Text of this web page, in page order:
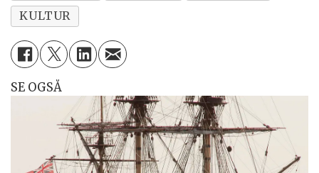
KULTUR
SE OGSÅ